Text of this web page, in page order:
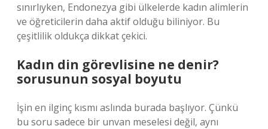
sınırlıyken, Endonezya gibi ülkelerde kadın alimlerin
ve öğreticilerin daha aktif olduğu biliniyor. Bu
çeşitlilik oldukça dikkat çekici.
Kadın din görevlisine ne denir?
sorusunun sosyal boyutu
İşin en ilginç kısmı aslında burada başlıyor. Çünkü
bu soru sadece bir unvan meselesi değil, aynı